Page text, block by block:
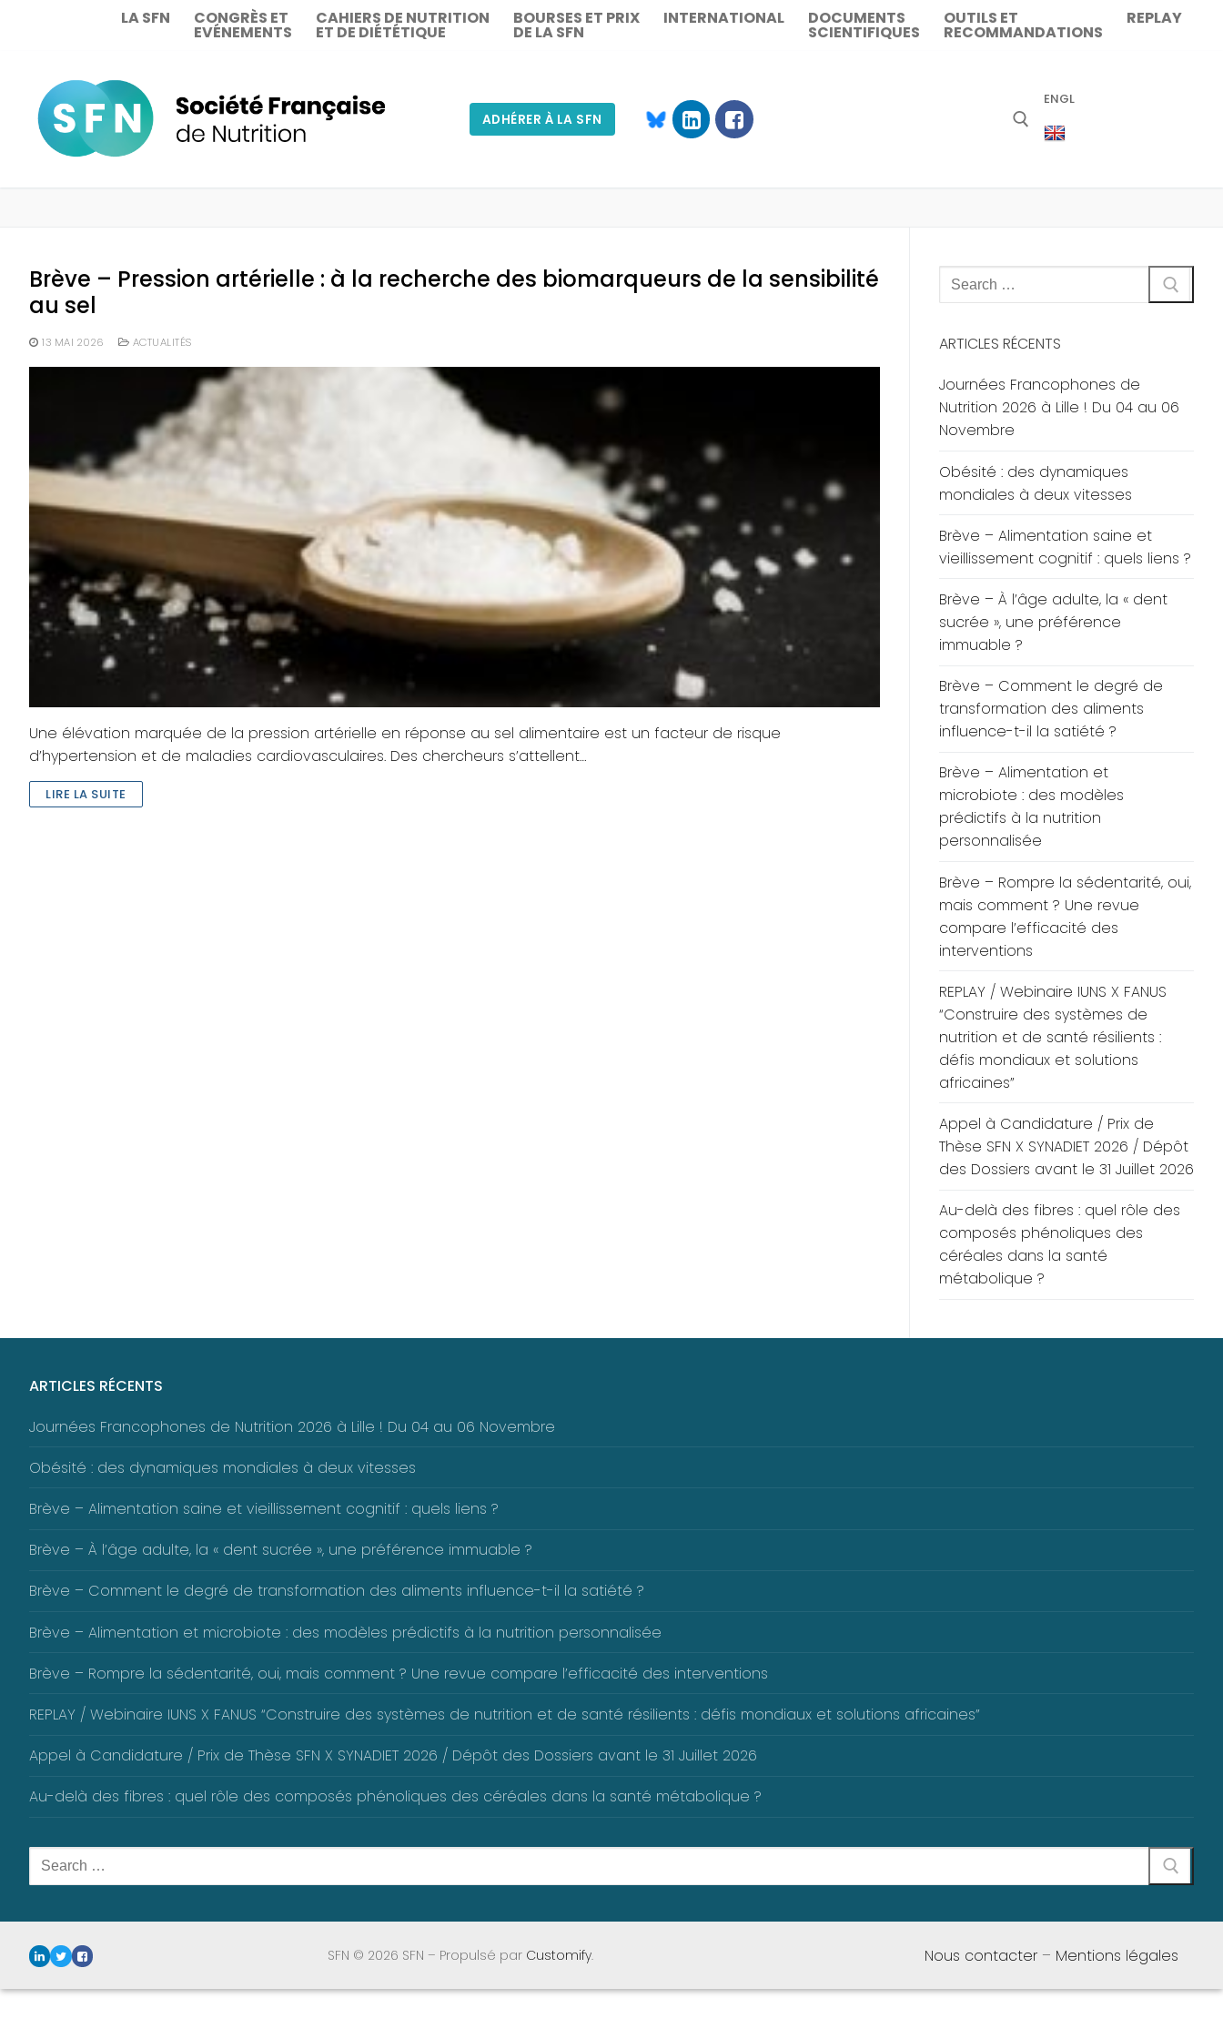
LA SFN CONGRÈS ET
EVÉNEMENTS
CAHIERS DE NUTRITION
ET DE DIÉTÉTIQUE
BOURSES ET PRIX
DE LA SFN
INTERNATIONAL DOCUMENTS
SCIENTIFIQUES
OUTILS ET
RECOMMANDATIONS
REPLAY
ADHÉRER À LA SFN
ENGL
Brève – Pression artérielle : à la recherche des biomarqueurs de la sensibilité
au sel
13 MAI 2026 ACTUALITÉS
Une élévation marquée de la pression artérielle en réponse au sel alimentaire est un facteur de risque
d’hypertension et de maladies cardiovasculaires. Des chercheurs s’attellent…
LIRE LA SUITE
Rechercher
:
ARTICLES RÉCENTS
Journées Francophones de
Nutrition 2026 à Lille ! Du 04 au 06
Novembre
Obésité : des dynamiques
mondiales à deux vitesses
Brève – Alimentation saine et
vieillissement cognitif : quels liens ?
Brève – À l’âge adulte, la « dent
sucrée », une préférence
immuable ?
Brève – Comment le degré de
transformation des aliments
influence-t-il la satiété ?
Brève – Alimentation et
microbiote : des modèles
prédictifs à la nutrition
personnalisée
Brève – Rompre la sédentarité, oui,
mais comment ? Une revue
compare l’efficacité des
interventions
REPLAY / Webinaire IUNS X FANUS
“Construire des systèmes de
nutrition et de santé résilients :
défis mondiaux et solutions
africaines”
Appel à Candidature / Prix de
Thèse SFN X SYNADIET 2026 / Dépôt
des Dossiers avant le 31 Juillet 2026
Au-delà des fibres : quel rôle des
composés phénoliques des
céréales dans la santé
métabolique ?
ARTICLES RÉCENTS
Journées Francophones de Nutrition 2026 à Lille ! Du 04 au 06 Novembre
Obésité : des dynamiques mondiales à deux vitesses
Brève – Alimentation saine et vieillissement cognitif : quels liens ?
Brève – À l’âge adulte, la « dent sucrée », une préférence immuable ?
Brève – Comment le degré de transformation des aliments influence-t-il la satiété ?
Brève – Alimentation et microbiote : des modèles prédictifs à la nutrition personnalisée
Brève – Rompre la sédentarité, oui, mais comment ? Une revue compare l’efficacité des interventions
REPLAY / Webinaire IUNS X FANUS “Construire des systèmes de nutrition et de santé résilients : défis mondiaux et solutions africaines”
Appel à Candidature / Prix de Thèse SFN X SYNADIET 2026 / Dépôt des Dossiers avant le 31 Juillet 2026
Au-delà des fibres : quel rôle des composés phénoliques des céréales dans la santé métabolique ?
Rechercher
:
SFN © 2026 SFN – Propulsé par Customify. Nous contacter – Mentions légales